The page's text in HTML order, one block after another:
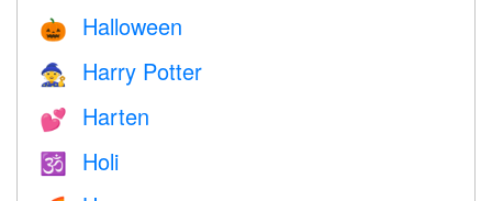
🎃 Halloween
🧙 Harry Potter
💕 Harten
🕉 Holi